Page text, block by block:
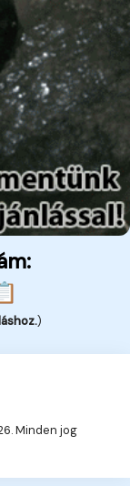
)
Minden jog